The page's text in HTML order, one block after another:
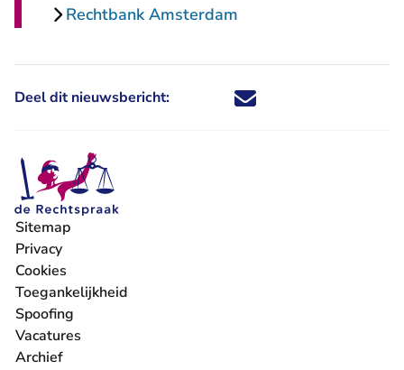
Rechtbank Amsterdam
Deel dit nieuwsbericht: Deel dit nieuwsbericht via X -
Deel dit nieuwsbericht via
Deel dit nieuwsbericht
Deel dit
Sitemap
Privacy
Cookies
Toegankelijkheid
Spoofing
Vacatures
- U verlaat Rechtspraak.nl
Archief